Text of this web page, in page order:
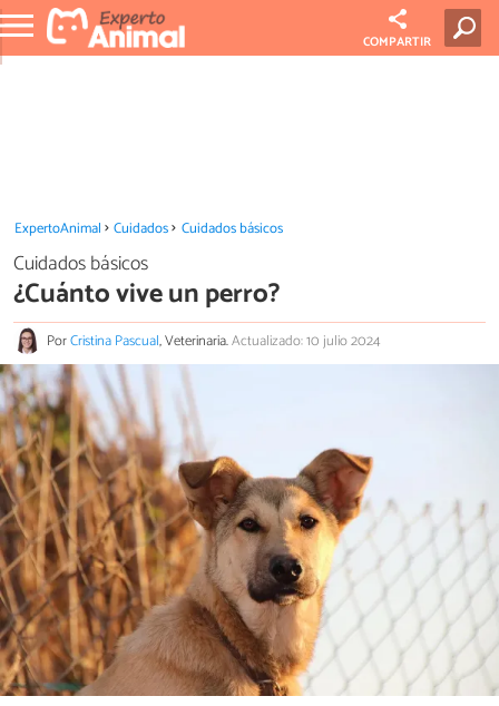
COMPARTIR
ExpertoAnimal Cuidados Cuidados básicos
Cuidados básicos
¿Cuánto vive un perro?
PorCristina Pascual, Veterinaria.Actualizado: 10 julio 2024